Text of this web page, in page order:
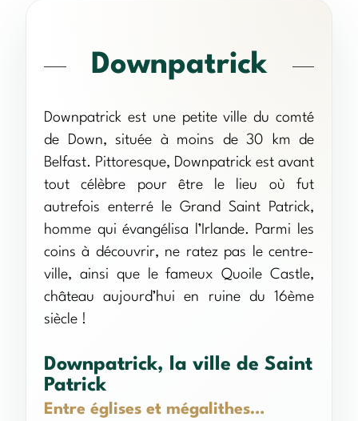
Downpatrick
Downpatrick est une petite ville du comté
de Down, située à moins de 30 km de
Belfast. Pittoresque, Downpatrick est avant
tout célèbre pour être le lieu où fut
autrefois enterré le Grand Saint Patrick,
homme qui évangélisa l’Irlande. Parmi les
coins à découvrir, ne ratez pas le centre-
ville, ainsi que le fameux Quoile Castle,
château aujourd’hui en ruine du 16ème
siècle !
Downpatrick, la ville de Saint
Patrick
Entre églises et mégalithes…